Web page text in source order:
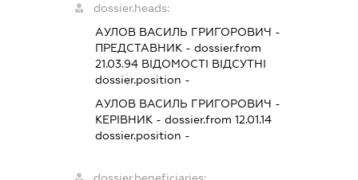
dossier.heads:
АУЛОВ ВАСИЛЬ ГРИГОРОВИЧ -
ПРЕДСТАВНИК - dossier.from
21.03.94 ВІДОМОСТІ ВІДСУТНІ
dossier.position -
АУЛОВ ВАСИЛЬ ГРИГОРОВИЧ -
КЕРІВНИК - dossier.from 12.01.14
dossier.position -